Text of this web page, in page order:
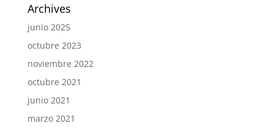
Archives
junio 2025
octubre 2023
noviembre 2022
octubre 2021
junio 2021
marzo 2021